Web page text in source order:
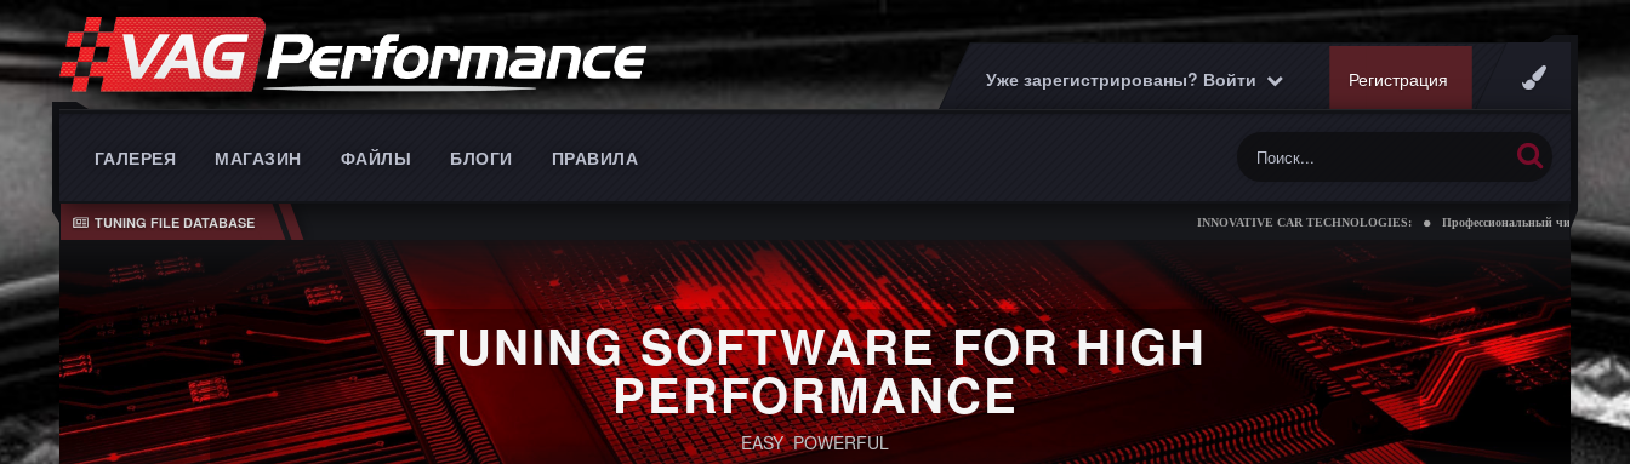
Уже зарегистрированы? Войти Регистрация
ГАЛЕРЕЯ МАГАЗИН ФАЙЛЫ БЛОГИ ПРАВИЛА
TUNING FILE DATABASE INNOVATIVE CAR TECHNOLOGIES: Профессиональный чип тюнинг
TUNING SOFTWARE FOR HIGH
PERFORMANCE
EASY POWERFUL